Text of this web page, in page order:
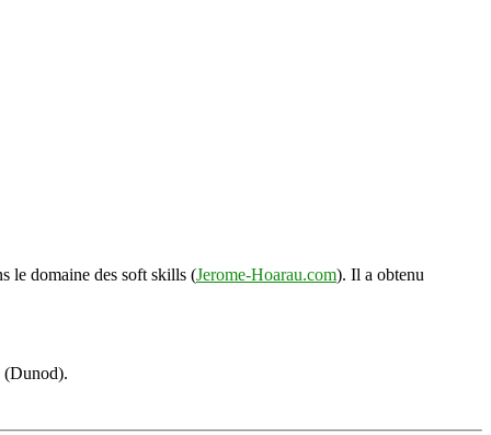
le domaine des soft skills (Jerome-Hoarau.com). Il a obtenu
(Dunod).